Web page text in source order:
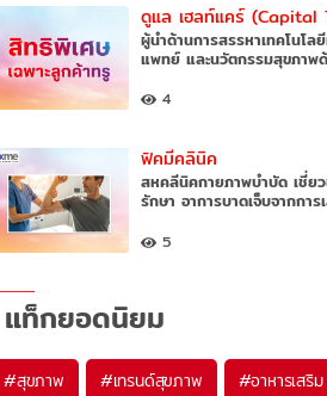
ดูแล เฮลท์แคร์ (Capital
ผู้นำด้านการสรรหาเทคโนโล
แพทย์ และนวัตกรรมสุขภาพ
4
ฟิคมีคลินิค
สหคลีนิคกายภาพบำบัด เชี่ย
รักษา อาการบาดเจ็บจากกา
5
แท็กยอดนิยม
#สุขภาพ #เทรนด์สุขภาพ #อาหารเสริม